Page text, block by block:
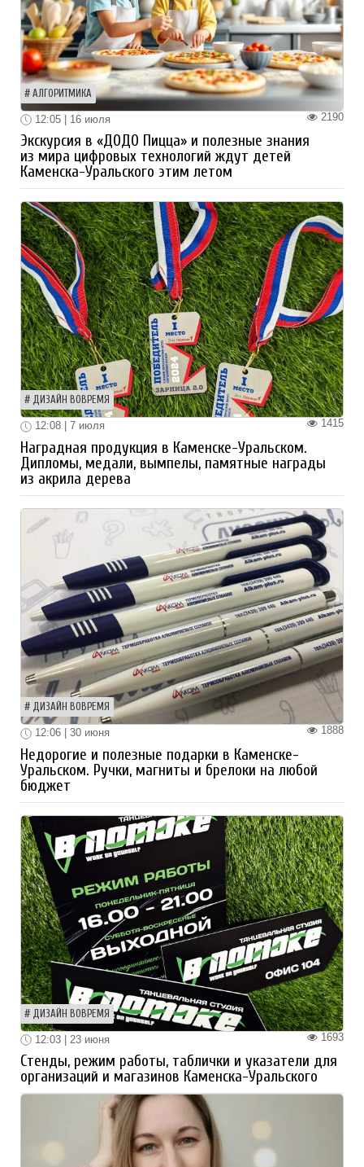
АЛГОРИТМИКА
2190
12:05 | 16 июля
Экскурсия в «ДОДО Пицца» и полезные знания
из мира цифровых технологий ждут детей
Каменска-Уральского этим летом
ДИЗАЙН ВОВРЕМЯ
1415
12:08 | 7 июля
Наградная продукция в Каменске-Уральском.
Дипломы, медали, вымпелы, памятные награды
из акрила дерева
ДИЗАЙН ВОВРЕМЯ
1888
12:06 | 30 июня
Недорогие и полезные подарки в Каменске-
Уральском. Ручки, магниты и брелоки на любой
бюджет
ДИЗАЙН ВОВРЕМЯ
1693
12:03 | 23 июня
Стенды, режим работы, таблички и указатели для
организаций и магазинов Каменска-Уральского